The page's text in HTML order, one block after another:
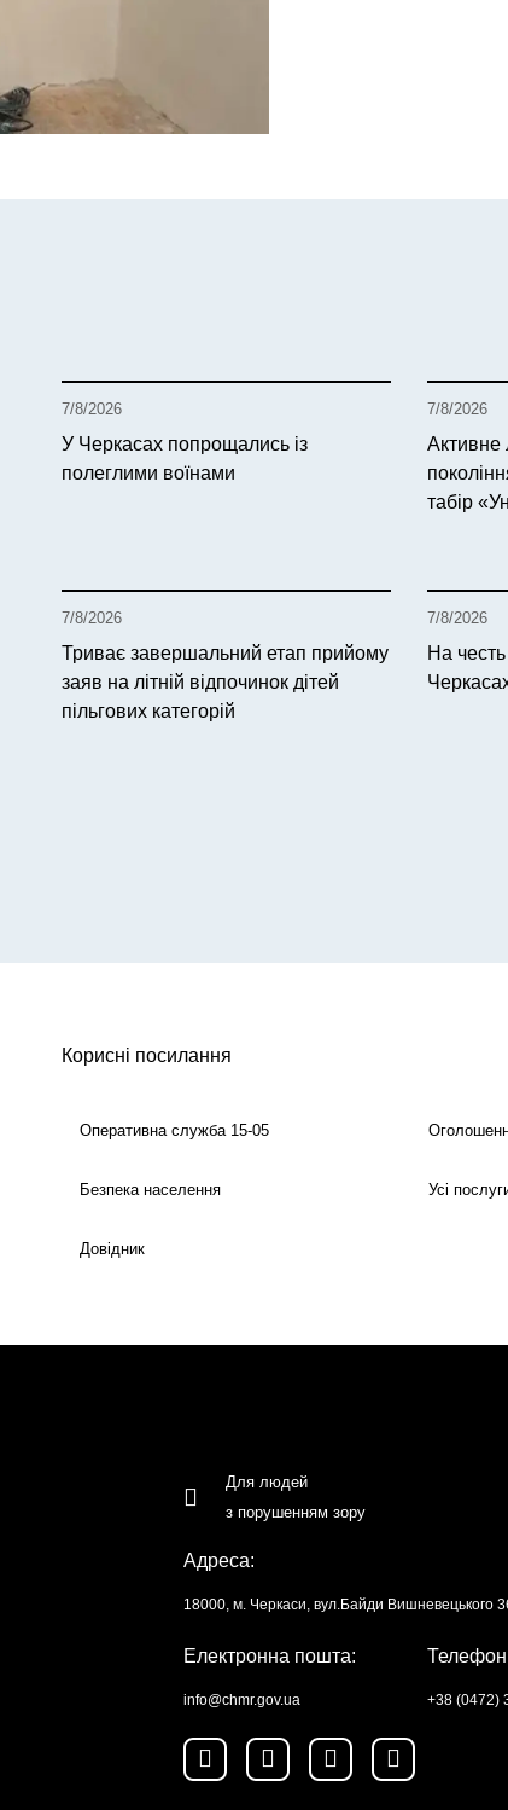
7/8/2026
У Черкасах попрощались із
полеглими воїнами
7/8/2026
Активне
табір
7/8/2026
Триває завершальний етап прийому
заяв на літній відпочинок дітей
пільгових категорій
7/8/2026
На
Корисні посилання
Оперативна служба 15-05
Безпека населення Усі
Довідник
Для людей
з порушенням зору
Адреса:
18000, м. Черкаси, вул.Байди Вишневецького
Електронна пошта:
info@chmr.gov.ua +38 (0472)